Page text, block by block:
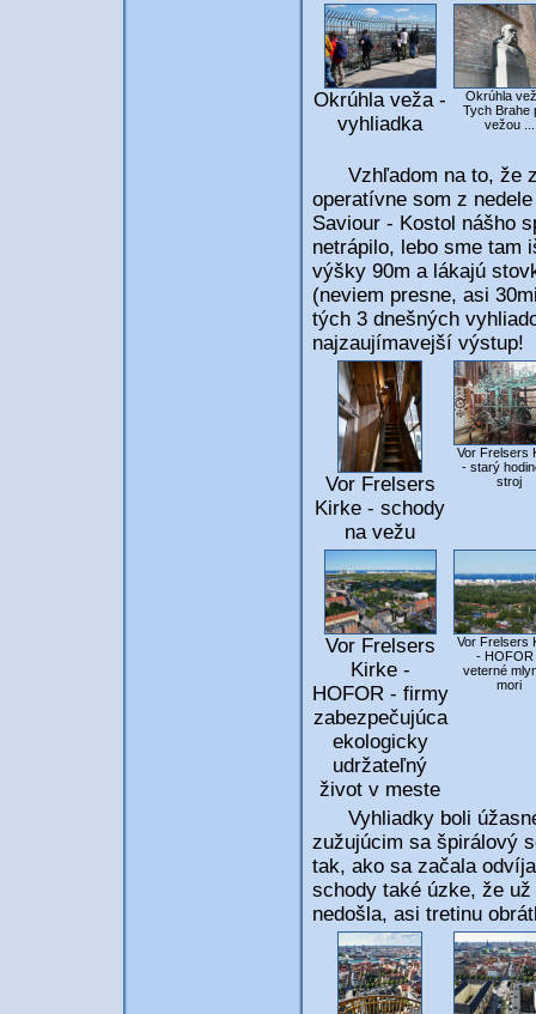
Okrúhla veža -
vyhliadka
Okrúhla
Tych Brahe
vežou ...
Vzhľadom na to, že
operatívne som z
Saviour - Kostol nášho
netrápilo, lebo sme tam
výšky 90m a lákajú
(neviem presne, asi
tých 3 dnešných
najzaujímavejší výstup!
Vor Frelsers
Kirke - schody
na vežu
Vor Frelsers
- starý
stroj
Vor Frelsers
Kirke -
HOFOR - firmy
zabezpečujúca
ekologicky
udržateľný
život v meste
Vor Frelsers
- HOFOR
veterné
mori
Vyhliadky boli úžasné
zužujúcim sa špirálový
tak, ako sa začala
schody také úzke, že
nedošla, asi tretinu